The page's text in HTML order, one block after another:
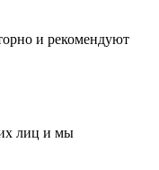
и рекомендуют
лиц и мы